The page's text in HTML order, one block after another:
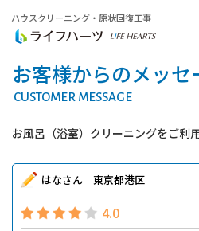
ハウスクリーニング・原状回復工事
お客様からのメッセ
CUSTOMER MESSAGE
お風呂（浴室）クリーニングをご利
はなさん 東京都港区
4.0